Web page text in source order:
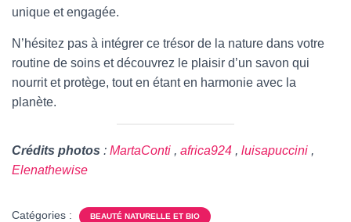
unique et engagée.
N’hésitez pas à intégrer ce trésor de la nature dans votre
routine de soins et découvrez le plaisir d’un savon qui
nourrit et protège, tout en étant en harmonie avec la
planète.
Crédits photos : MartaConti , africa924 , luisapuccini ,
Elenathewise
Catégories : BEAUTÉ NATURELLE ET BIO